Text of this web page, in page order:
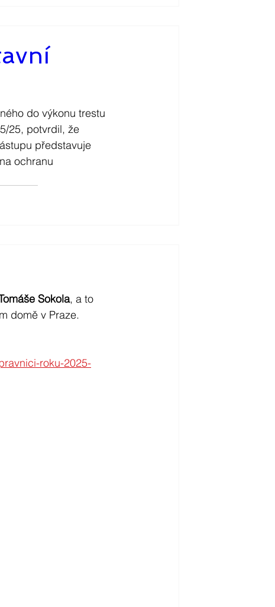
do výkonu trestu
25, potvrdil, že
představuje
ochranu
Sokola, a to
domě v Praze.
roku-2025-